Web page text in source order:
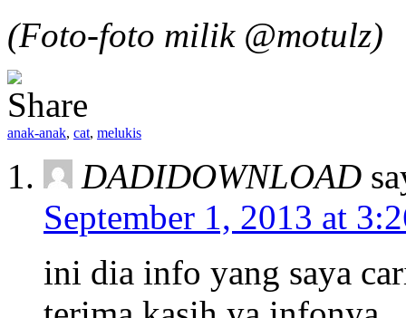
(Foto-foto milik @motulz)
anak-anak, cat, melukis
DADIDOWNLOAD
September 1, 2013 at
ini dia info yang saya